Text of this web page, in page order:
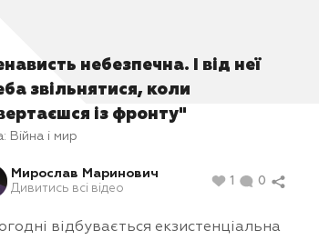
небезпечна. І від неї
звільнятися, коли
із фронту"
Війна і мир
Мирослав Маринович
Дивитись всі відео
1 0
відбувається екзистенціальна